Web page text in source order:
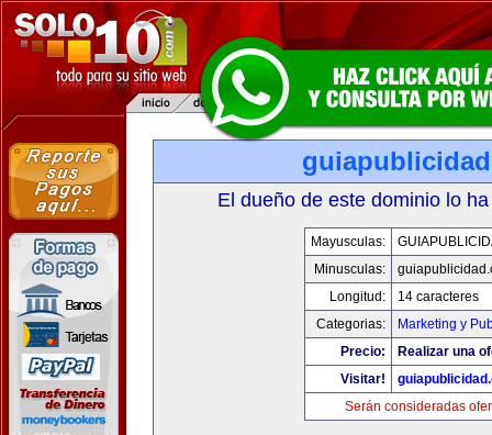
El dueño de este dominio lo
Mayusculas:
Minusculas:
Longitud:
14 caracteres
Categorias:
Marketing y
Precio:
Realizar una
Visitar!
Serán consideradas